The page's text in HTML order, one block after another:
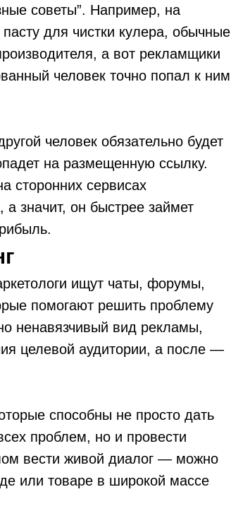
советы”. Например, на
для чистки кулера, обычные
а вот рекламщики
человек точно попал к ним
человек обязательно будет
на размещенную ссылку.
сторонних сервисах
значит, он быстрее займет
ищут чаты, форумы,
помогают решить проблему
ненавязчивый вид рекламы,
целевой аудитории, а после —
способны не просто дать
проблем, но и провести
вести живой диалог — можно
или товаре в широкой массе